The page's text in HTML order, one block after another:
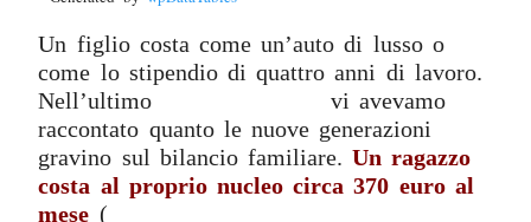
Un figlio costa come un’auto di lusso o
come lo stipendio di quattro anni di lavoro.
Nell’ultimo
vi avevamo
raccontato quanto le nuove generazioni
gravino sul bilancio familiare.Un ragazzo
costa al proprio nucleo circa 370 euro al
mese (